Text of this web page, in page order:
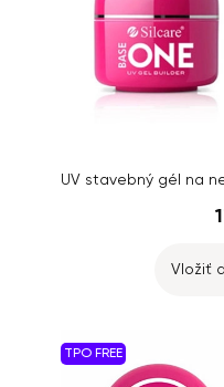
Vložiť
TPO FREE